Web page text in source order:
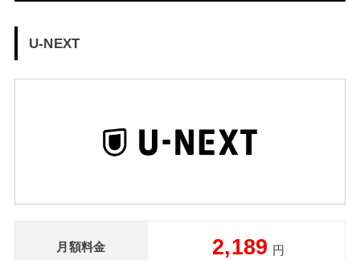
U-NEXT
月額料金 2,189 円